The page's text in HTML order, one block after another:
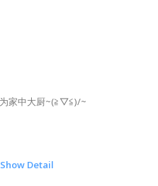
家中大厨~(≧▽≦)/~
Show Detail